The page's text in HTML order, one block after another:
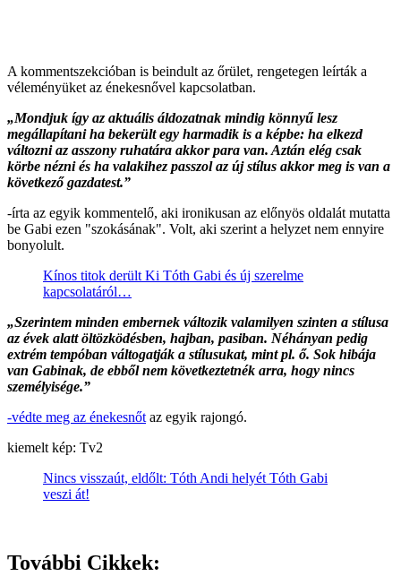
A kommentszekcióban is beindult az őrület, rengetegen leírták a
véleményüket az énekesnővel kapcsolatban.
„Mondjuk így az aktuális áldozatnak mindig könnyű lesz
megállapítani ha bekerült egy harmadik is a képbe: ha elkezd
változni az asszony ruhatára akkor para van. Aztán elég csak
körbe nézni és ha valakihez passzol az új stílus akkor meg is van a
következő gazdatest.”
-írta az egyik kommentelő, aki ironikusan az előnyös oldalát mutatta
be Gabi ezen "szokásának". Volt, aki szerint a helyzet nem ennyire
bonyolult.
Kínos titok derült Ki Tóth Gabi és új szerelme
kapcsolatáról…
„Szerintem minden embernek változik valamilyen szinten a stílusa
az évek alatt öltözködésben, hajban, pasiban. Néhányan pedig
extrém tempóban váltogatják a stílusukat, mint pl. ő. Sok hibája
van Gabinak, de ebből nem következtetnék arra, hogy nincs
személyisége.”
-védte meg az énekesnőt az egyik rajongó.
kiemelt kép: Tv2
Nincs visszaút, eldőlt: Tóth Andi helyét Tóth Gabi
veszi át!
További Cikkek: